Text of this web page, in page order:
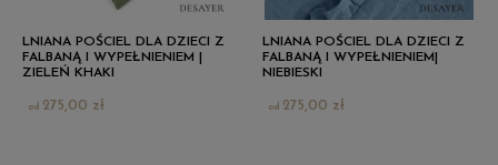
LNIANA POŚCIEL DLA DZIECI Z
FALBANĄ I WYPEŁNIENIEM |
ZIELEŃ KHAKI
275,00 zł
LNIANA POŚCIEL DLA DZIECI Z
FALBANĄ I WYPEŁNIENIEM|
NIEBIESKI
275,00 zł